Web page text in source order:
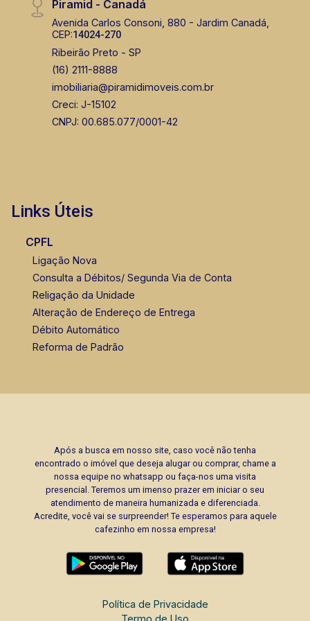
Piramid - Canadá
Avenida Carlos Consoni, 880 - Jardim Canadá,
CEP:14024-270
Ribeirão Preto - SP
(16) 2111-8888
imobiliaria@piramidimoveis.com.br
Creci: J-15102
CNPJ: 00.685.077/0001-42
Links Úteis
CPFL
Ligação Nova
Consulta a Débitos/ Segunda Via de Conta
Religação da Unidade
Alteração de Endereço de Entrega
Débito Automático
Reforma de Padrão
Após a busca em nosso site, caso você não tenha
encontrado o imóvel que deseja alugar ou comprar, chame a
nossa equipe no whatsapp ou faça-nos uma visita
presencial. Teremos um imenso prazer em iniciar o seu
atendimento de maneira humanizada e diferenciada.
Acredite, você vai se surpreender! Te esperamos para aquele
cafezinho em nossa empresa!
Política de Privacidade